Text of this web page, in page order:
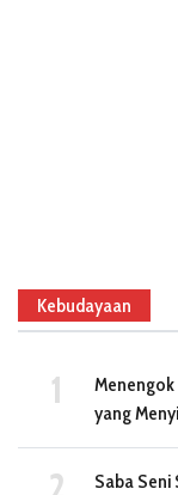
Kebudayaan
Menengok
yang
Saba